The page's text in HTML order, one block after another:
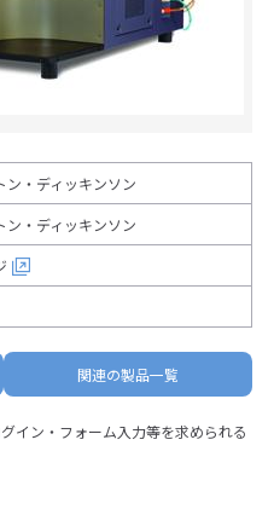
ン・ディッキンソン
ン・ディッキンソン
関連の製品一覧
イン・フォーム入力等を求められる